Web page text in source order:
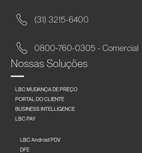
(31) 3215-6400
0800-760-0305 - Comercial
Nossas Soluções
LBC MUDANÇA DE PREÇO
PORTAL DO CLIENTE
BUSINESS INTELLIGENCE
LBC PAY
LBC Android PDV
DFE